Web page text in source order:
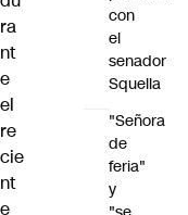
ra
nt
e
el
re
cie
nt
e
con
el
senador
Squella
"Señora
de
feria"
y